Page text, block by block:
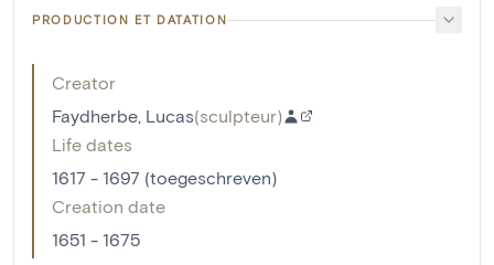
PRODUCTION ET DATATION
Creator
Faydherbe, Lucas(sculpteur)
Life dates
1617 - 1697 (toegeschreven)
Creation date
1651 - 1675